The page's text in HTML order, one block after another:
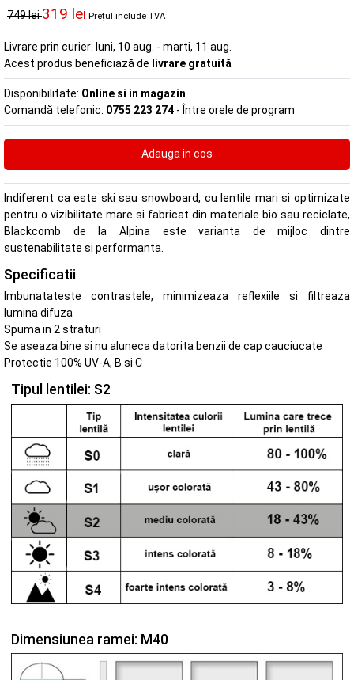
749 lei319 lei Prețul include TVA
Livrare prin curier: luni, 10 aug. - marti, 11 aug.
Acest produs beneficiază de livrare gratuită
Disponibilitate: Online si in magazin
Comandă telefonic: 0755 223 274 - Între orele de program
Indiferent ca este ski sau snowboard, cu lentile mari si optimizate
pentru o vizibilitate mare si fabricat din materiale bio sau reciclate,
Blackcomb de la Alpina este varianta de mijloc dintre
sustenabilitate si performanta.
Specificatii
Imbunatateste contrastele, minimizeaza reflexiile si filtreaza
lumina difuza
Spuma in 2 straturi
Se aseaza bine si nu aluneca datorita benzii de cap cauciucate
Protectie 100% UV-A, B si C
Tipul lentilei: S2
Dimensiunea ramei: M40